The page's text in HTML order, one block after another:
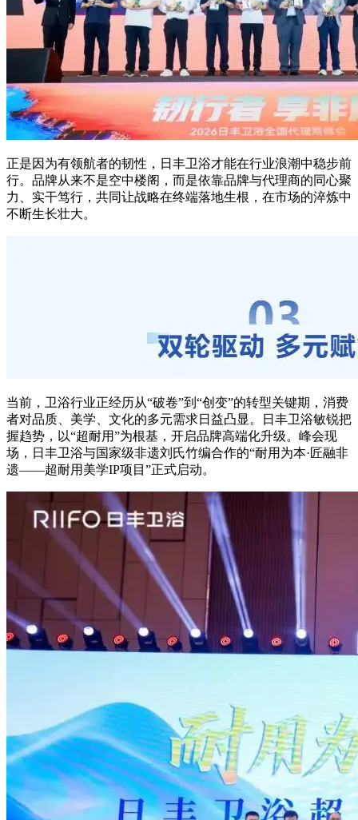
正是因为有领航者的韧性，日丰卫浴才能在行业浪潮中稳步前
行。品牌从来不是空中楼阁，而是依靠品牌与代理商的同心聚
力、实干笃行，共同让战略在终端落地生根，在市场的淬炼中
不断生长壮大。
当前，卫浴行业正经历从“破卷”到“创变”的转型关键期，消费
者对品质、美学、文化的多元需求日益凸显。日丰卫浴敏锐把
握趋势，以“超耐用”为根基，开启品牌高端化升级。峰会现
场，日丰卫浴与国家级非遗刘氏竹编合作的“耐用为本·匠融非
遗——超耐用美学IP项目”正式启动。